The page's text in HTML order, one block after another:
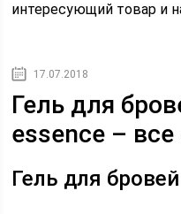
интересующий товар и
17.07.2018
Гель для
essence – все
Гель для